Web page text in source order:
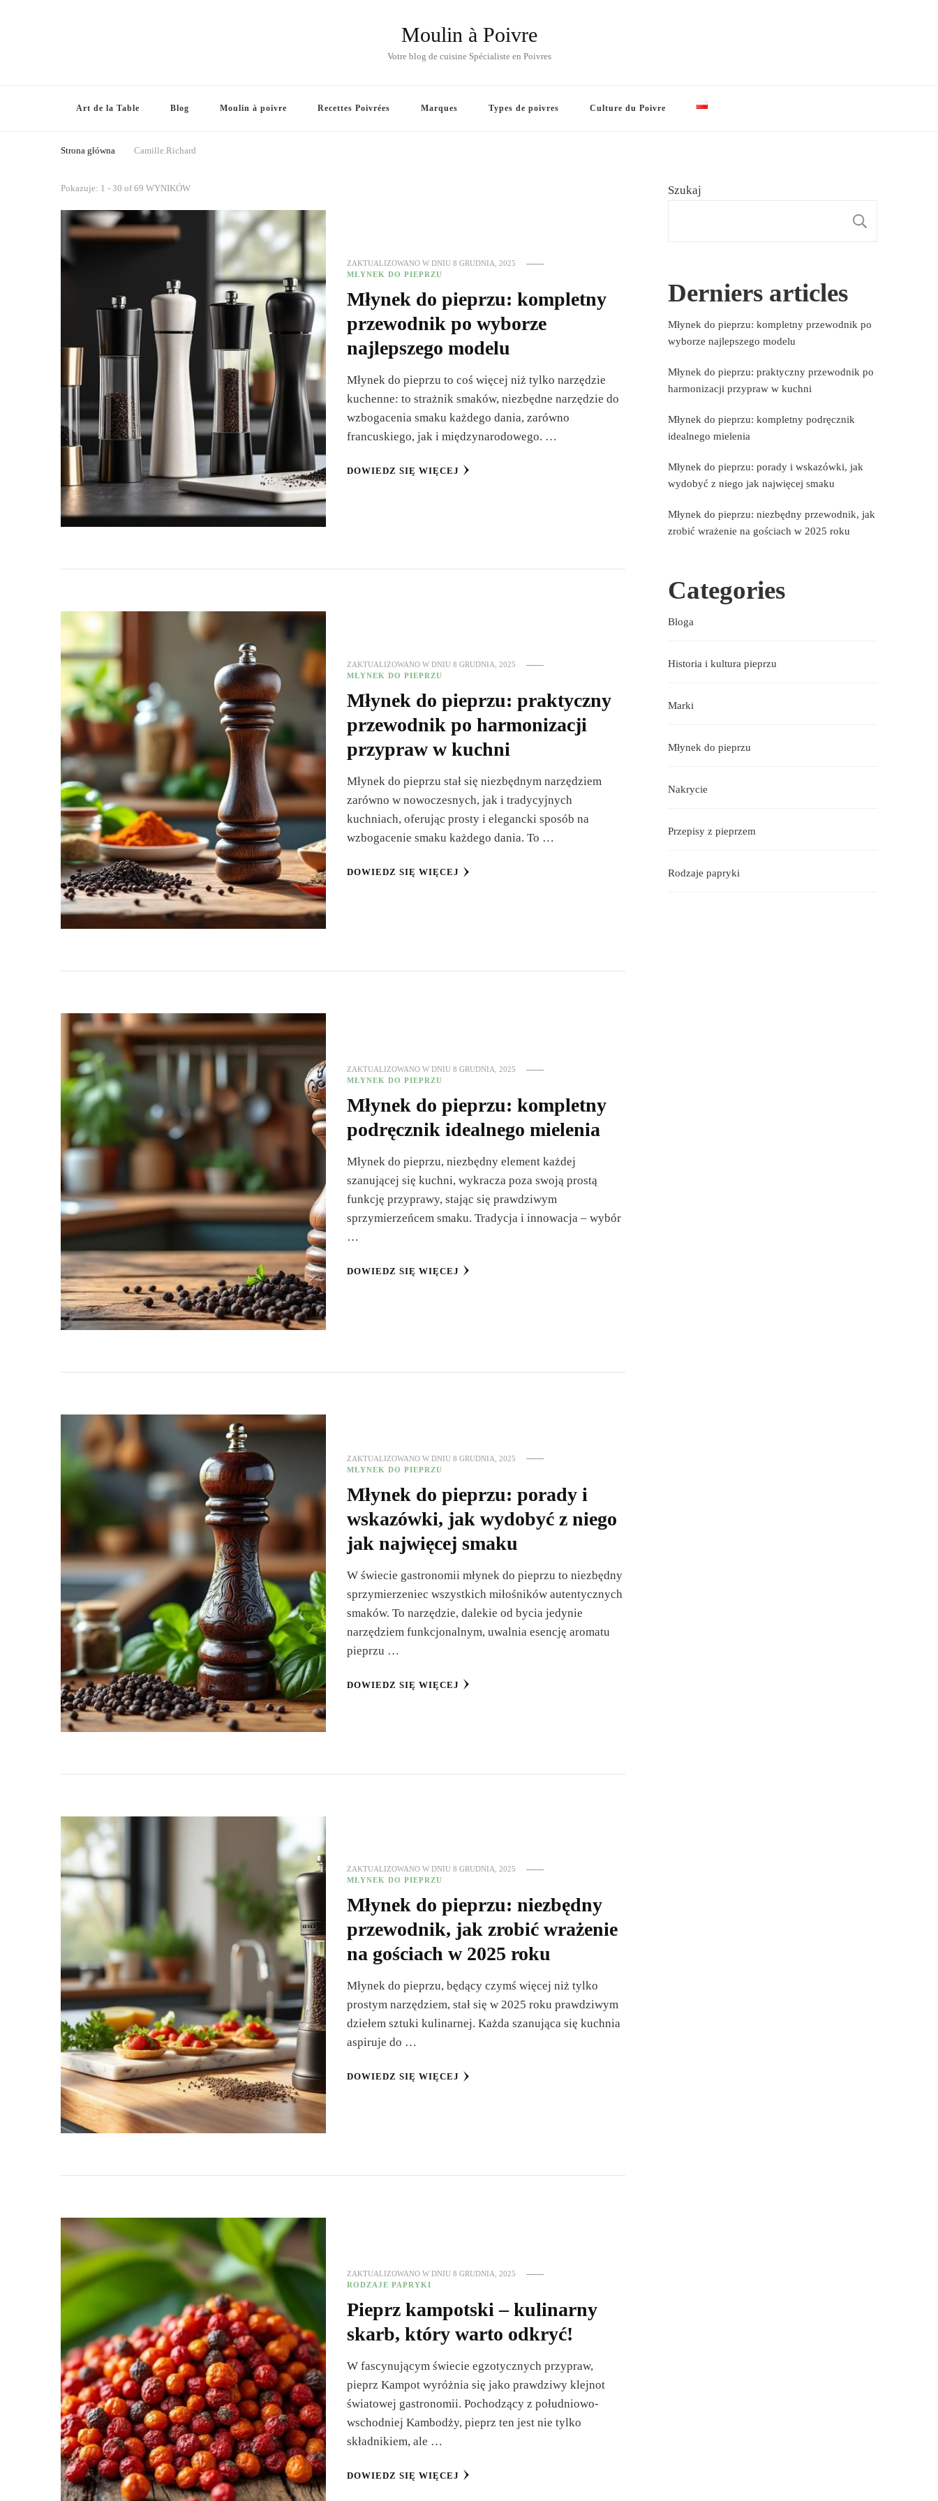
Moulin à Poivre
Votre blog de cuisine Spécialiste en Poivres
Art de la Table Blog Moulin à poivre Recettes Poivrées Marques Types de poivres Culture du Poivre
Strona główna Camille.Richard
Pokazuje: 1 - 30 of 69 WYNIKÓW
ZAKTUALIZOWANO W DNIU8 GRUDNIA, 2025
MŁYNEK DO PIEPRZU
Młynek do pieprzu: kompletny
przewodnik po wyborze
najlepszego modelu
Młynek do pieprzu to coś więcej niż tylko narzędzie
kuchenne: to strażnik smaków, niezbędne narzędzie do
wzbogacenia smaku każdego dania, zarówno
francuskiego, jak i międzynarodowego. …
DOWIEDZ SIĘ WIĘCEJ
ZAKTUALIZOWANO W DNIU8 GRUDNIA, 2025
MŁYNEK DO PIEPRZU
Młynek do pieprzu: praktyczny
przewodnik po harmonizacji
przypraw w kuchni
Młynek do pieprzu stał się niezbędnym narzędziem
zarówno w nowoczesnych, jak i tradycyjnych
kuchniach, oferując prosty i elegancki sposób na
wzbogacenie smaku każdego dania. To …
DOWIEDZ SIĘ WIĘCEJ
ZAKTUALIZOWANO W DNIU8 GRUDNIA, 2025
MŁYNEK DO PIEPRZU
Młynek do pieprzu: kompletny
podręcznik idealnego mielenia
Młynek do pieprzu, niezbędny element każdej
szanującej się kuchni, wykracza poza swoją prostą
funkcję przyprawy, stając się prawdziwym
sprzymierzeńcem smaku. Tradycja i innowacja – wybór
…
DOWIEDZ SIĘ WIĘCEJ
ZAKTUALIZOWANO W DNIU8 GRUDNIA, 2025
MŁYNEK DO PIEPRZU
Młynek do pieprzu: porady i
wskazówki, jak wydobyć z niego
jak najwięcej smaku
W świecie gastronomii młynek do pieprzu to niezbędny
sprzymierzeniec wszystkich miłośników autentycznych
smaków. To narzędzie, dalekie od bycia jedynie
narzędziem funkcjonalnym, uwalnia esencję aromatu
pieprzu …
DOWIEDZ SIĘ WIĘCEJ
ZAKTUALIZOWANO W DNIU8 GRUDNIA, 2025
MŁYNEK DO PIEPRZU
Młynek do pieprzu: niezbędny
przewodnik, jak zrobić wrażenie
na gościach w 2025 roku
Młynek do pieprzu, będący czymś więcej niż tylko
prostym narzędziem, stał się w 2025 roku prawdziwym
dziełem sztuki kulinarnej. Każda szanująca się kuchnia
aspiruje do …
DOWIEDZ SIĘ WIĘCEJ
ZAKTUALIZOWANO W DNIU8 GRUDNIA, 2025
RODZAJE PAPRYKI
Pieprz kampotski – kulinarny
skarb, który warto odkryć!
W fascynującym świecie egzotycznych przypraw,
pieprz Kampot wyróżnia się jako prawdziwy klejnot
światowej gastronomii. Pochodzący z południowo-
wschodniej Kambodży, pieprz ten jest nie tylko
składnikiem, ale …
DOWIEDZ SIĘ WIĘCEJ
Szukaj
Derniers articles
Młynek do pieprzu: kompletny przewodnik po
wyborze najlepszego modelu
Młynek do pieprzu: praktyczny przewodnik po
harmonizacji przypraw w kuchni
Młynek do pieprzu: kompletny podręcznik
idealnego mielenia
Młynek do pieprzu: porady i wskazówki, jak
wydobyć z niego jak najwięcej smaku
Młynek do pieprzu: niezbędny przewodnik, jak
zrobić wrażenie na gościach w 2025 roku
Categories
Bloga
Historia i kultura pieprzu
Marki
Młynek do pieprzu
Nakrycie
Przepisy z pieprzem
Rodzaje papryki